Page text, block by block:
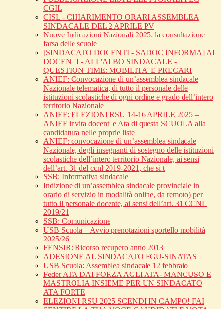
CGIL
CISL - CHIARIMENTO ORARI ASSEMBLEA
SINDACALE DEL 2 APRILE PV
Nuove Indicazioni Nazionali 2025: la consultazione
farsa delle scuole
[SINDACATO DOCENTI - SADOC INFORMA] AI
DOCENTI - ALL'ALBO SINDACALE -
QUESTION TIME: MOBILITA' E PRECARI
ANIEF: Convocazione di un’assemblea sindacale
Nazionale telematica, di tutto il personale delle
istituzioni scolastiche di ogni ordine e grado dell’intero
territorio Nazionale
ANIEF: ELEZIONI RSU 14-16 APRILE 2025 –
ANIEF invita docenti e Ata di questa SCUOLA alla
candidatura nelle proprie liste
ANIEF: convocazione di un’assemblea sindacale
Nazionale, degli insegnanti di sostegno delle istituzioni
scolastiche dell’intero territorio Nazionale, ai sensi
dell’art. 31 del ccnl 2019-2021, che si t
SSB: Informativa sindacale
Indizione di un’assemblea sindacale provinciale in
orario di servizio in modalità online, da remoto) per
tutto il personale docente, ai sensi dell’art. 31 CCNL
2019/21
SSB: Comunicazione
USB Scuola – Avvio prenotazioni sportello mobilità
2025/26
FENSIR: Ricorso recupero anno 2013
ADESIONE AL SINDACATO FGU-SINATAS
USB Scuola: Assemblea sindacale 12 febbraio
Feder ATA DAI FORZA AGLI ATA- MANCUSO E
MASTROLIA INSIEME PER UN SINDACATO
ATA FORTE
ELEZIONI RSU 2025 SCENDI IN CAMPO! FAI